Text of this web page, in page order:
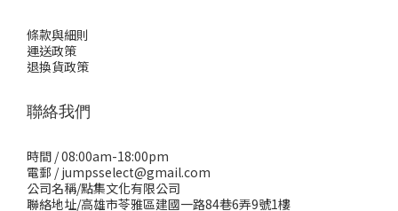
條款與細則
運送政策
退換貨政策
聯絡我們
時間 / 08:00am-18:00pm
電郵 / jumpsselect@gmail.com
公司名稱/點集文化有限公司
聯絡地址/高雄市苓雅區建國一路84巷6弄9號1樓